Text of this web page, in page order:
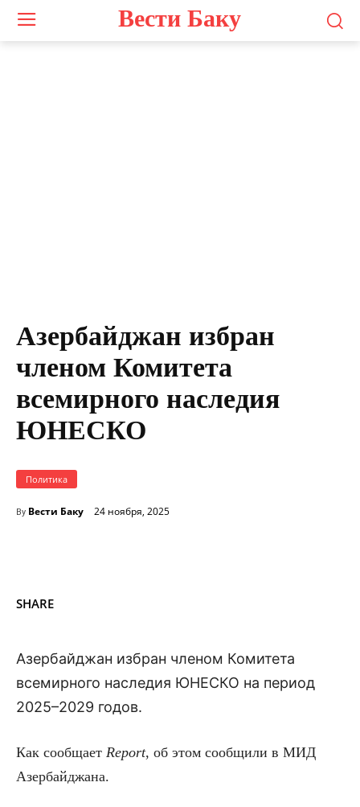
Вести Баку
Азербайджан избран
членом Комитета
всемирного наследия
ЮНЕСКО
Политика
By Вести Баку 24 ноября, 2025
SHARE
Азербайджан избран членом Комитета
всемирного наследия ЮНЕСКО на период
2025–2029 годов.
Как сообщает Report, об этом сообщили в МИД
Азербайджана.